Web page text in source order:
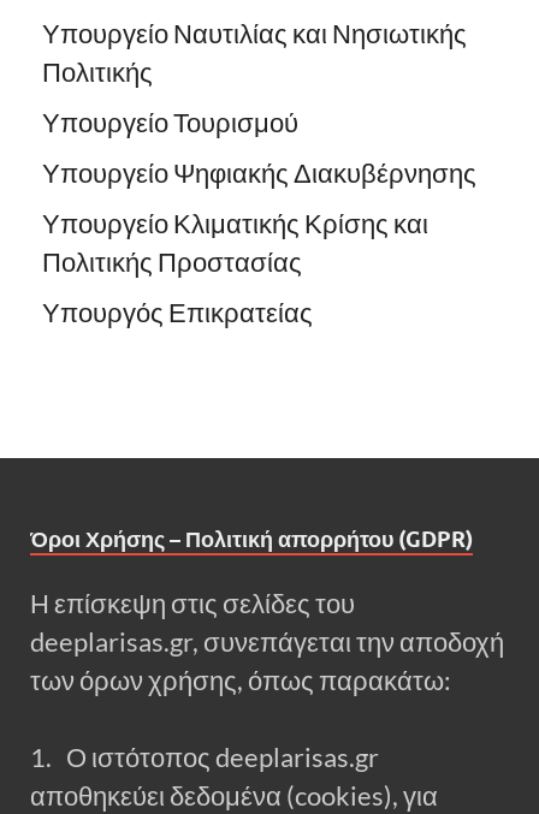
Υπουργείο Ναυτιλίας και Νησιωτικής
Πολιτικής
Υπουργείο Τουρισμού
Υπουργείο Ψηφιακής Διακυβέρνησης
Υπουργείο Κλιματικής Κρίσης και
Πολιτικής Προστασίας
Υπουργός Επικρατείας
Όροι Χρήσης – Πολιτική απορρήτου (GDPR)
Η επίσκεψη στις σελίδες του
deeplarisas.gr, συνεπάγεται την αποδοχή
των όρων χρήσης, όπως παρακάτω:
1. Ο ιστότοπος deeplarisas.gr
αποθηκεύει δεδομένα (cookies), για